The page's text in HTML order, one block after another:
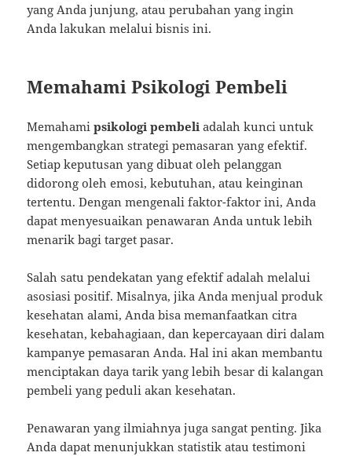
yang Anda junjung, atau perubahan yang ingin
Anda lakukan melalui bisnis ini.
Memahami Psikologi Pembeli
Memahamipsikologi pembeli adalah kunci untuk
mengembangkan strategi pemasaran yang efektif.
Setiap keputusan yang dibuat oleh pelanggan
didorong oleh emosi, kebutuhan, atau keinginan
tertentu. Dengan mengenali faktor-faktor ini, Anda
dapat menyesuaikan penawaran Anda untuk lebih
menarik bagi target pasar.
Salah satu pendekatan yang efektif adalah melalui
asosiasi positif. Misalnya, jika Anda menjual produk
kesehatan alami, Anda bisa memanfaatkan citra
kesehatan, kebahagiaan, dan kepercayaan diri dalam
kampanye pemasaran Anda. Hal ini akan membantu
menciptakan daya tarik yang lebih besar di kalangan
pembeli yang peduli akan kesehatan.
Penawaran yang ilmiahnya juga sangat penting. Jika
Anda dapat menunjukkan statistik atau testimoni